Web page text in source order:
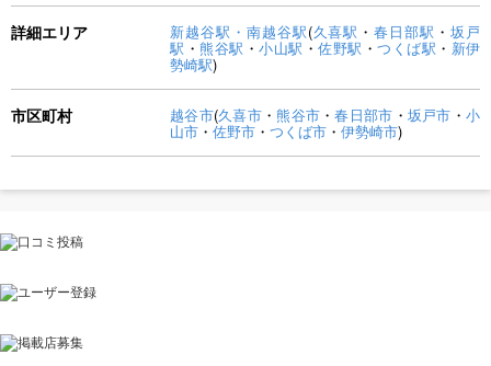
詳細エリア 新越谷駅・南越谷駅(久喜駅 ・春日部駅 ・坂戸
駅 ・ 熊谷駅 ・ 小山駅 ・ 佐野駅 ・ つくば駅 ・ 新伊
勢崎駅)
市区町村 越谷市(久喜市 ・ 熊谷市 ・春日部市 ・ 坂戸市 ・小
山市 ・ 佐野市 ・ つくば市 ・ 伊勢崎市)